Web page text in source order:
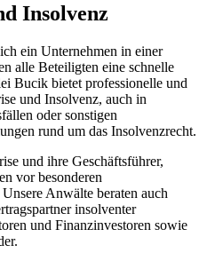
Insolvenz
ein Unternehmen in einer
alle Beteiligten eine schnelle
Bucik bietet professionelle und
und Insolvenz, auch in
oder sonstigen
rund um das Insolvenzrecht.
und ihre Geschäftsführer,
vor besonderen
Anwälte beraten auch
insolventer
und Finanzinvestoren sowie